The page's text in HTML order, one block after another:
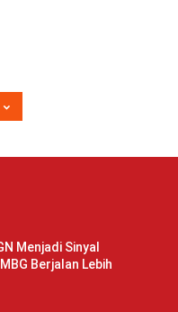
Menjadi Sinyal
Berjalan Lebih